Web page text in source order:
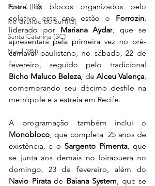
Paraná (PR)
Rio Grande do Sul (RS)
Santa Catarina (SC)
Natal (RN)
Entre os blocos organizados pelo
coletivo
este ano estão o Forrozin,
liderado por Mariana Aydar, que se
apresentará pela primeira vez no pré-
carnaval paulistano, no sábado, 22 de
Bicho Maluco Beleza, de Alceu Valença,
comemorando seu décimo desfile na
metrópole e a estreia em Recife.
Monobloco, que completa 25 anos de
existência, e o Sargento Pimenta, que
se junta aos demais no Ibirapuera no
Navio Pirata de Baiana System, que se